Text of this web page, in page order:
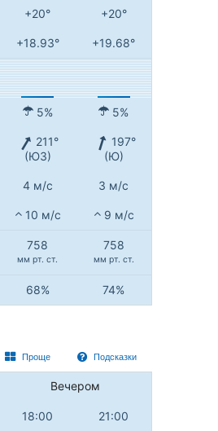
+20° +20°
+18.93° +19.68°
5% 5%
211°
(ЮЗ)
197°
(Ю)
4 м/с 3 м/с
10 м/с 9 м/с
758
мм рт. ст.
758
мм рт. ст.
68% 74%
Проще Подсказки
Вечером
18:00 21:00